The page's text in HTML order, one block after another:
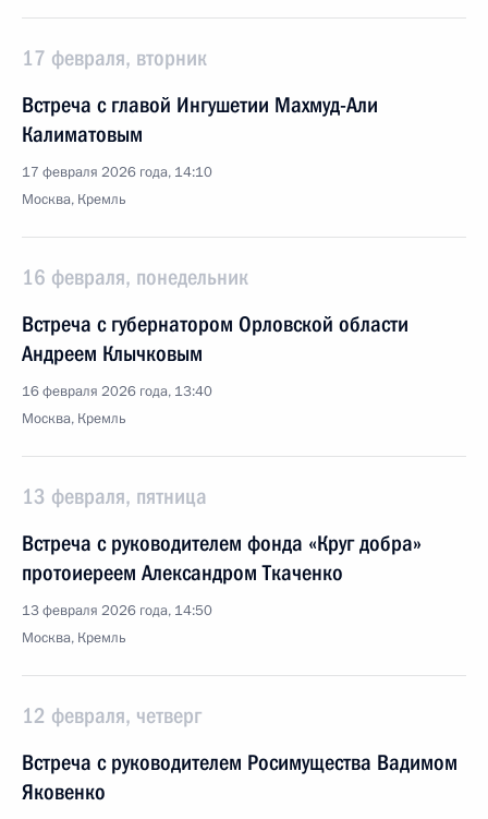
17 февраля, вторник
Встреча с главой Ингушетии Махмуд-Али
Калиматовым
17 февраля 2026 года, 14:10
Москва, Кремль
16 февраля, понедельник
Встреча с губернатором Орловской области
Андреем Клычковым
16 февраля 2026 года, 13:40
Москва, Кремль
13 февраля, пятница
Встреча с руководителем фонда «Круг добра»
протоиереем Александром Ткаченко
13 февраля 2026 года, 14:50
Москва, Кремль
12 февраля, четверг
Встреча с руководителем Росимущества Вадимом
Яковенко